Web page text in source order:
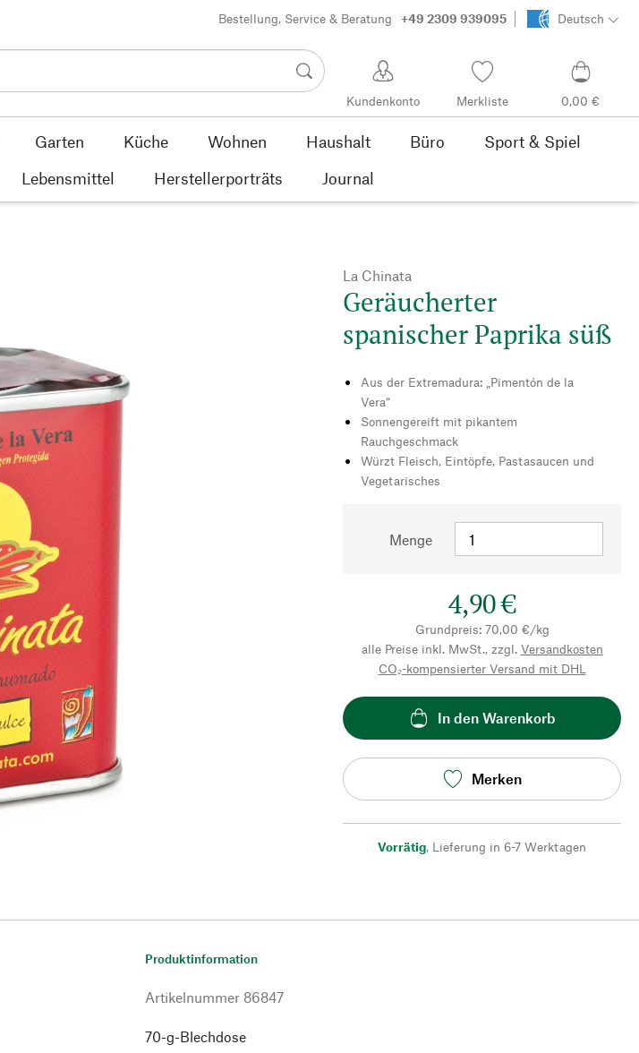
Bestellung, Service & Beratung +49 2309 939095 Deutsch
Kundenkonto Merkliste 0,00 €
Garten Küche Wohnen Haushalt Büro
Sport & Spiel
Lebensmittel Herstellerporträts Journal
La Chinata
Geräucherter
spanischer Paprika süß
Aus der Extremadura: „Pimentón de la
Vera“
Sonnengereift mit pikantem
Rauchgeschmack
Würzt Fleisch, Eintöpfe, Pastasaucen und
Vegetarisches
Menge
4,90 €
Grundpreis: 70,00 €/kg
alle Preise inkl. MwSt., zzgl. Versandkosten
CO₂-kompensierter Versand mit DHL
In den Warenkorb
Merken
Vorrätig, Lieferung in 6-7 Werktagen
Produktinformation
Artikelnummer 86847
70-g-Blechdose